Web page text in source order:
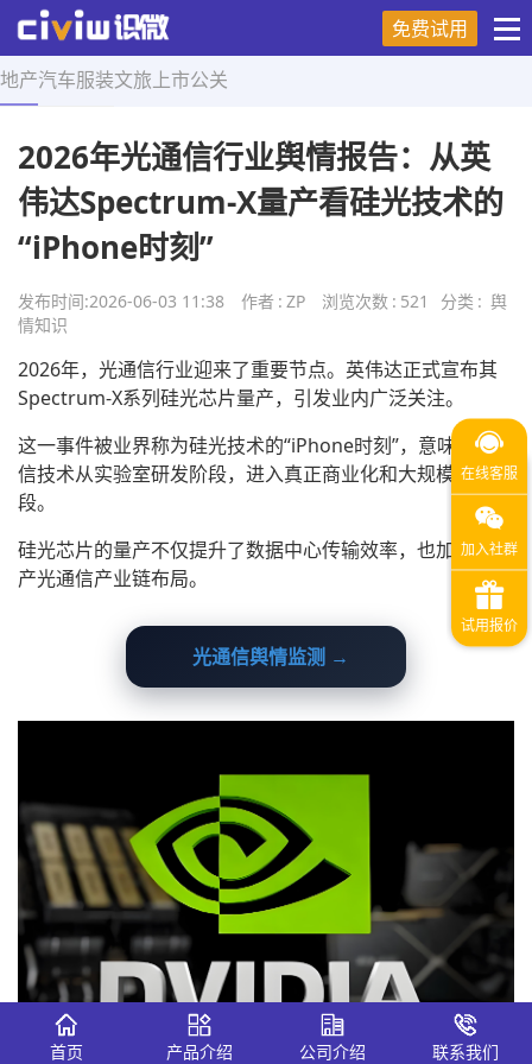
免费试用
地产汽车服装文旅 上市公关
首页 > 舆情知识 > 正文
2026年光通信行业舆情报告：从英
伟达Spectrum-X量产看硅光技术的
“iPhone时刻”
发布时间:2026-06-03 11:38 作者 : ZP 浏览次数 : 521 分类 : 舆
情知识
2026年，光通信行业迎来了重要节点。英伟达正式宣布其
Spectrum-X系列硅光芯片量产，引发业内广泛关注。
这一事件被业界称为硅光技术的“iPhone时刻”，意味着光通
信技术从实验室研发阶段，进入真正商业化和大规模应用阶
段。
硅光芯片的量产不仅提升了数据中心传输效率，也加速了国
产光通信产业链布局。
光通信舆情监测 →
首页 产品介绍 公司介绍 联系我们